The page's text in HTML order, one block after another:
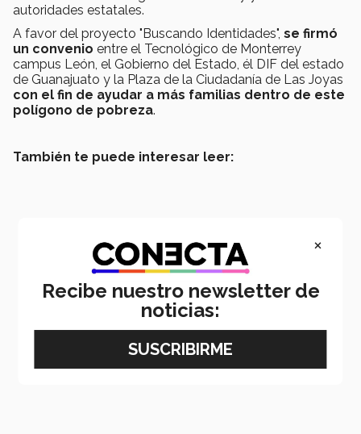
autoridades estatales.
A favor del proyecto "Buscando Identidades", se firmó
un convenio entre el Tecnológico de Monterrey
campus León, el Gobierno del Estado, él DIF del estado
de Guanajuato y la Plaza de la Ciudadanía de Las Joyas
con el fin de ayudar a más familias dentro de este
polígono de pobreza.
También te puede interesar leer:
×
Recibe nuestro newsletter de
noticias: